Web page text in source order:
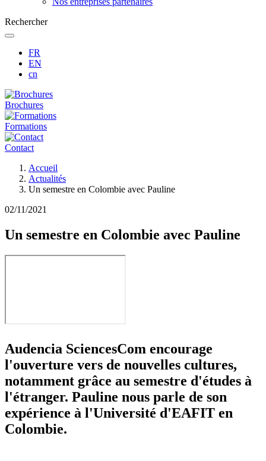
Rechercher
FR
EN
cn
Brochures
Formations
Contact
d'Ariane
Accueil
Actualités
Un semestre en Colombie avec Pauline
02/11/2021
Un semestre en Colombie avec Pauline
Audencia SciencesCom encourage
l'ouverture vers de nouvelles cultures,
notamment grâce au semestre d'études à
l'étranger. Pauline nous parle de son
expérience à l'Université d'EAFIT en
Colombie.